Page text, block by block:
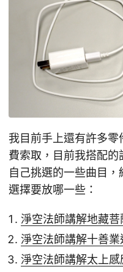
我目前手上還有許多
費索取，目前我搭配
自己挑選的一些曲目
選擇要放哪一些：
淨空法師講解地藏菩
淨空法師講解十善業
淨空法師講解太上感